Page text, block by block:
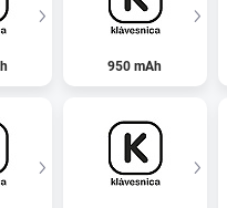
950 mAh